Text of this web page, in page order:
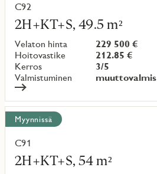
C92
2H+KT+S, 49.5 m²
Velaton hinta
229 500 €
Hoitovastike
212.85 €
Kerros
3/5
Valmistuminen
muuttovalmis
Lue
lisää
kohteesta
Myynnissä
C91
2H+KT+S, 54 m²
Lue
lisää
kohteesta